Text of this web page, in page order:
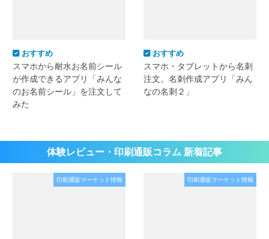
おすすめ
スマホから耐水お名前シール
が作成できるアプリ「みんな
のお名前シール」を注文して
みた
おすすめ
スマホ・タブレットから名刺
注文。名刺作成アプリ「みん
なの名刺２」
体験レビュー・印刷通販コラム 新着記事
印刷通販マーケット情報 印刷通販マーケット情報